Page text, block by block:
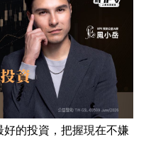
的投資，把握現在不嫌